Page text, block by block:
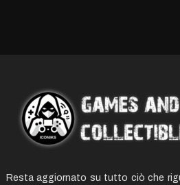
Resta aggiornato su tutto ciò che